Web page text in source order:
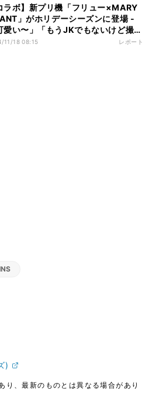
ラボ】新プリ機「フリュー×MARY
」がホリデーシーズンに登場 -
愛い〜」「もうJKでもないけど撮り
ぎる」と話題
11/18 08:15 レポート
)
り、最新のものとは異なる場合があり